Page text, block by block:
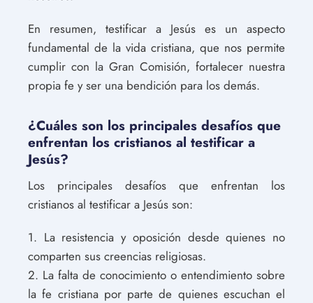
En resumen, testificar a Jesús es un aspecto
fundamental de la vida cristiana, que nos permite
cumplir con la Gran Comisión, fortalecer nuestra
propia fe y ser una bendición para los demás.
¿Cuáles son los principales desafíos que
enfrentan los cristianos al testificar a
Jesús?
Los principales desafíos que enfrentan los
cristianos al testificar a Jesús son:
1. La resistencia y oposición desde quienes no
comparten sus creencias religiosas.
2. La falta de conocimiento o entendimiento sobre
la fe cristiana por parte de quienes escuchan el